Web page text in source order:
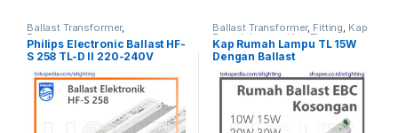
Ballast Transformer,
Penerangan
Philips Electronic Ballast HF-
S 258 TL-D II 220-240V
Trafo 58W 54W 55W
Ballast Transformer, Fitting, Kap
Rumah Lampu Kap TL
Kap Rumah Lampu TL 15W
Dengan Ballast
Elektromagnetik 110V 1x18W